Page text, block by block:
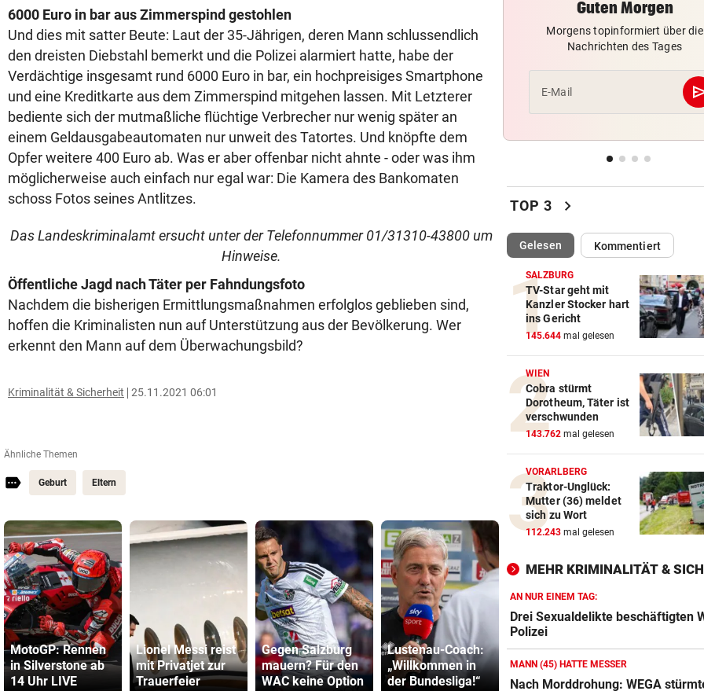
6000 Euro in bar aus Zimmerspind gestohlen
Und dies mit satter Beute: Laut der 35-Jährigen, deren Mann schlussendlich
den dreisten Diebstahl bemerkt und die Polizei alarmiert hatte, habe der
Verdächtige insgesamt rund 6000 Euro in bar, ein hochpreisiges Smartphone
und eine Kreditkarte aus dem Zimmerspind mitgehen lassen. Mit Letzterer
bediente sich der mutmaßliche flüchtige Verbrecher nur wenig später an
einem Geldausgabeautomaten nur unweit des Tatortes. Und knöpfte dem
Opfer weitere 400 Euro ab. Was er aber offenbar nicht ahnte - oder was ihm
möglicherweise auch einfach nur egal war: Die Kamera des Bankomaten
schoss Fotos seines Antlitzes.
Das Landeskriminalamt ersucht unter der Telefonnummer 01/31310-43800 um
Hinweise.
Öffentliche Jagd nach Täter per Fahndungsfoto
Nachdem die bisherigen Ermittlungsmaßnahmen erfolglos geblieben sind,
hoffen die Kriminalisten nun auf Unterstützung aus der Bevölkerung. Wer
erkennt den Mann auf dem Überwachungsbild?
Kriminalität & Sicherheit 25.11.2021 06:01
Ähnliche Themen
Geburt Eltern
MotoGP: Rennen
in Silverstone ab
14 Uhr LIVE
Lionel Messi reist
mit Privatjet zur
Trauerfeier
Gegen Salzburg
mauern? Für den
WAC keine Option
Lustenau-Coach:
„Willkommen in
der Bundesliga!“
„Ceuta-Ereignisse
Härtetest für
Sicherheit der EU“
Täter?
VATER VERSTORBEN
Lionel Messi reist mit
Trauerfeier
vor
Statement! FIFA wittert
gegen Infantino
sein
Trotz Babler-Streit: „SPÖ
OÖ zulegen“
GEFAHR DURCH HITZE vor
„Diese Menschen dürfen
vergessen“
„HOT GIRL SUMMER“
Diese Filme sind perfekt für
Mädelsabend
WIEDER VERSCHÄRFUNGEN
Regeln für E-Scooter
„FACEBOOK-MORD“ vor
Frau in Wohnung
Guten Morgen
Morgens topinformiert über die
Nachrichten des Tages
E-Mail
TOP 3 chevron_right
Gelesen(ausgewählt)Kommentiert
SALZBURG
TV-Star geht mit
Kanzler Stocker hart
ins Gericht
145.644 mal gelesen
WIEN
Cobra stürmt
Dorotheum, Täter ist
verschwunden
143.762 mal gelesen
VORARLBERG
Traktor-Unglück:
Mutter (36) meldet
sich zu Wort
112.243 mal gelesen
MEHR KRIMINALITÄT &
AN NUR EINEM TAG:
Drei Sexualdelikte beschäftigten
Polizei
MANN (45) HATTE MESSER
Nach Morddrohung: WEGA